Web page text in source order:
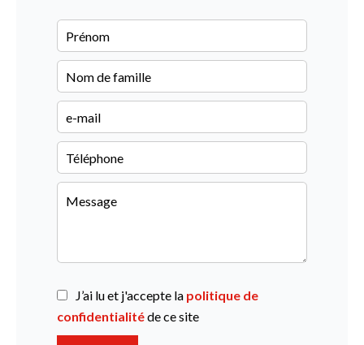
J’ai lu et j'accepte la politique de
confidentialitéde ce site